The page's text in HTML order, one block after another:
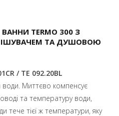
TERMO 300 З
ТА ДУШОВОЮ
/ TE 092.20BL
води. Миттєво компенсує
та температуру води,
тече тієї ж температури, яку